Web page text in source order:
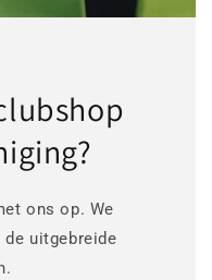
ons op. We
uitgebreide